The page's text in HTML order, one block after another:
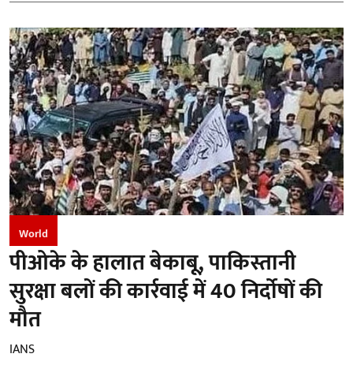
World
पीओके के हालात बेकाबू, पाकिस्तानी
सुरक्षा बलों की कार्रवाई में 40 निर्दोषों की
मौत
IANS